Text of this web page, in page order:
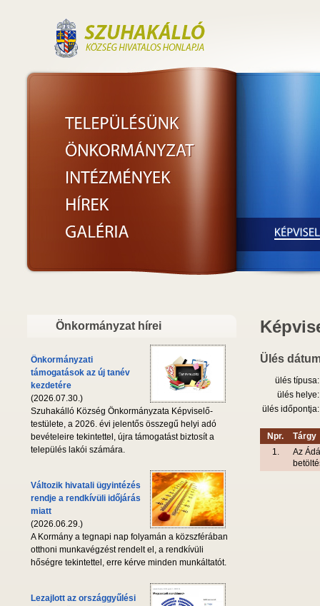
Önkormányzat hírei
Önkormányzati
támogatások az új tanév
kezdetére
(2026.07.30.)
Szuhakálló Község Önkormányzata Képviselő-
testülete, a 2026. évi jelentős összegű helyi adó
bevételeire tekintettel, újra támogatást biztosít a
település lakói számára.
Változik hivatali ügyintézés
rendje a rendkívüli időjárás
miatt
(2026.06.29.)
A Kormány a tegnapi nap folyamán a közszférában
otthoni munkavégzést rendelt el, a rendkívüli
hőségre tekintettel, erre kérve minden munkáltatót.
Lezajlott az országgyűlési
Ülés
ülés típusa:
ülés helye:
ülés időpontja:
Npr.
Tárgy
1.
Az